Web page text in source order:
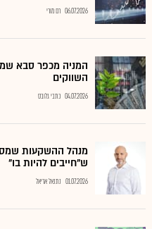
06.07.2026 רם מורי
המניה מכפר סבא
השווקים
04.07.2026 כתבי גלובס
ש"חייבים להיות בו"
01.07.2026 נתנאל אריאל